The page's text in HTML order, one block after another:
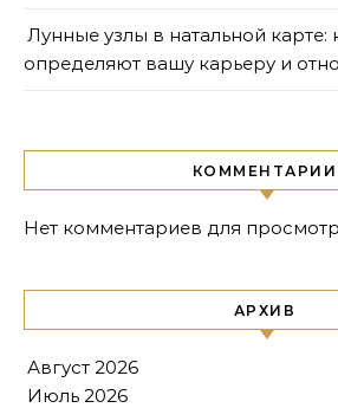
Лунные узлы в натальной карте:
определяют вашу карьеру и
КОММЕНТАРИИ
Нет комментариев для
АРХИВ
Август 2026
Июль 2026